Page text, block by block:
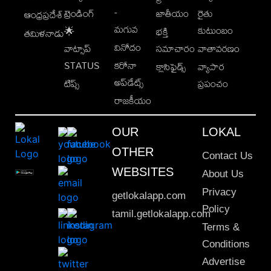
ఆంధ్రప్రదేశ్
తమిళనాడు
ట్రెండింగ్
🌟
వాట్సాప్
STATUS
టిప్స్
-
మగువ
వినోదం
కరోనా
అప్‌డేట్స్
రాజకీయం
జాతీయం
భక్తి
సమాచారం
క్లాసిఫైడ్స్
రైతు
కుటుంబం
వాతావరణం
వ్యాపార
ప్రపంచం
OUR
OTHER
WEBSITES
getlokalapp.com
tamil.getlokalapp.com
LOKAL
Contact Us
About Us
Privacy
Policy
Terms &
Conditions
Advertise